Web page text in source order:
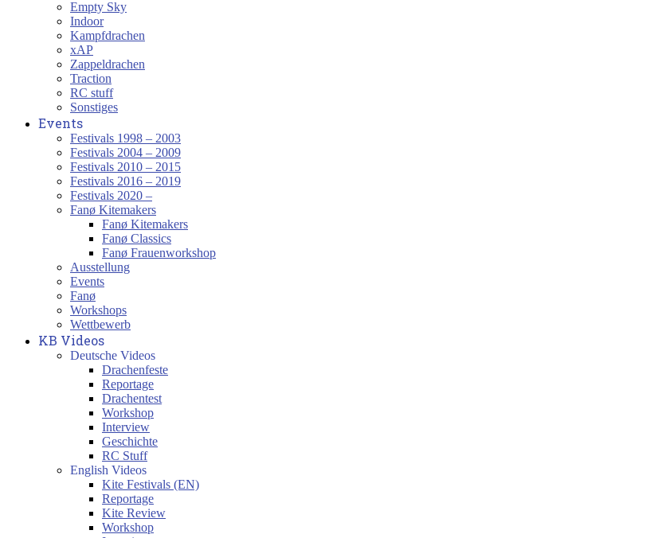
Empty Sky
Indoor
Kampfdrachen
xAP
Zappeldrachen
Traction
RC stuff
Sonstiges
Events
Festivals 1998 – 2003
Festivals 2004 – 2009
Festivals 2010 – 2015
Festivals 2016 – 2019
Festivals 2020 –
Fanø Kitemakers
Fanø Kitemakers
Fanø Classics
Fanø Frauenworkshop
Ausstellung
Events
Fanø
Workshops
Wettbewerb
KB Videos
Deutsche Videos
Drachenfeste
Reportage
Drachentest
Workshop
Interview
Geschichte
RC Stuff
English Videos
Kite Festivals (EN)
Reportage
Kite Review
Workshop